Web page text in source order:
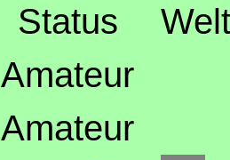
Status
Amateur
Amateur